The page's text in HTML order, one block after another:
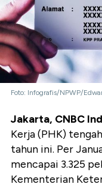
Foto: Infografis/NPWP/
Jakarta, CNBC
Kerja (PHK)
tahun ini. Per
mencapai 3.325
Kementerian